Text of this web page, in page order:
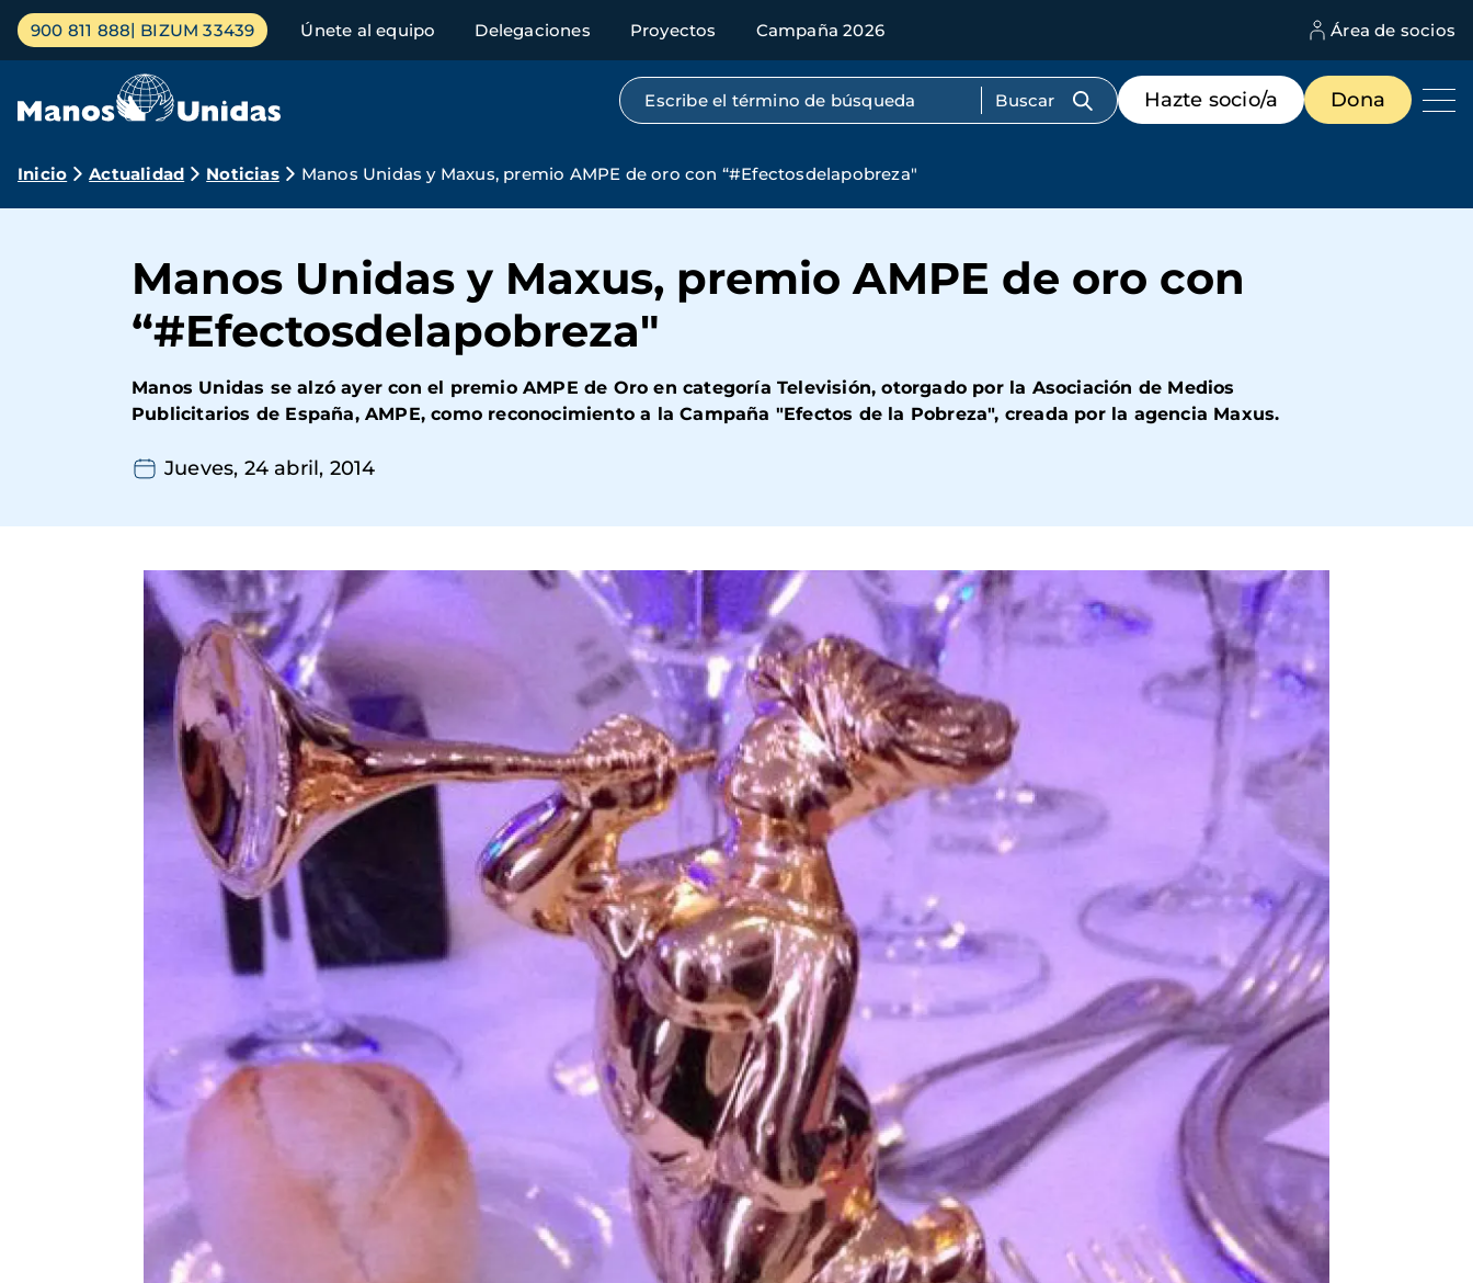
Pasar
contenido
Menú
principal
900 811 888 BIZUM 33439 Únete al equipo Delegaciones Proyectos Campaña 2026 Área de socios
Búsqueda por texto completo
Menú
de
destacados
Hazte socio/a Dona
Ruta
navegación
Inicio Actualidad Noticias Manos Unidas y Maxus, premio AMPE de oro con “#Efectosdelapobreza"
Manos Unidas y Maxus, premio AMPE de oro con
“#Efectosdelapobreza"
Manos Unidas se alzó ayer con el premio AMPE de Oro en categoría Televisión, otorgado por la Asociación de Medios
Publicitarios de España, AMPE, como reconocimiento a la Campaña "Efectos de la Pobreza", creada por la agencia Maxus.
Jueves, 24 abril, 2014